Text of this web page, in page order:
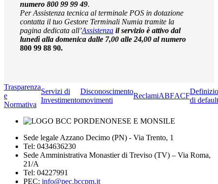
numero 800 99 99 49.
Per Assistenza tecnica al terminale POS in dotazione
contatta il tuo Gestore Terminali Numia tramite la
pagina dedicata all’Assistenza il servizio è attivo dal
lunedì alla domenica dalle 7,00 alle 24,00 al numero
800 99 88 90.
Trasparenza
e
Normativa
Servizi di
Investimento
Disconoscimento
movimenti
ReclamiABFACF
di default
Sede legale Azzano Decimo (PN) - Via Trento, 1
Tel: 0434636230
Sede Amministrativa Monastier di Treviso (TV) – Via Roma,
21/A
Tel: 04227991
PEC: info@pec.bccpm.it